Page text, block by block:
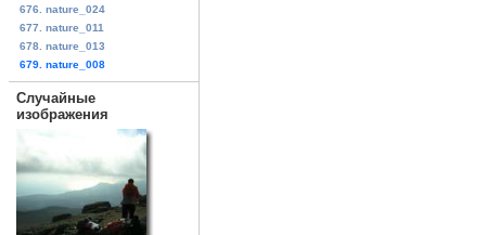
676. nature_024
677. nature_011
678. nature_013
679. nature_008
Случайные
изображения